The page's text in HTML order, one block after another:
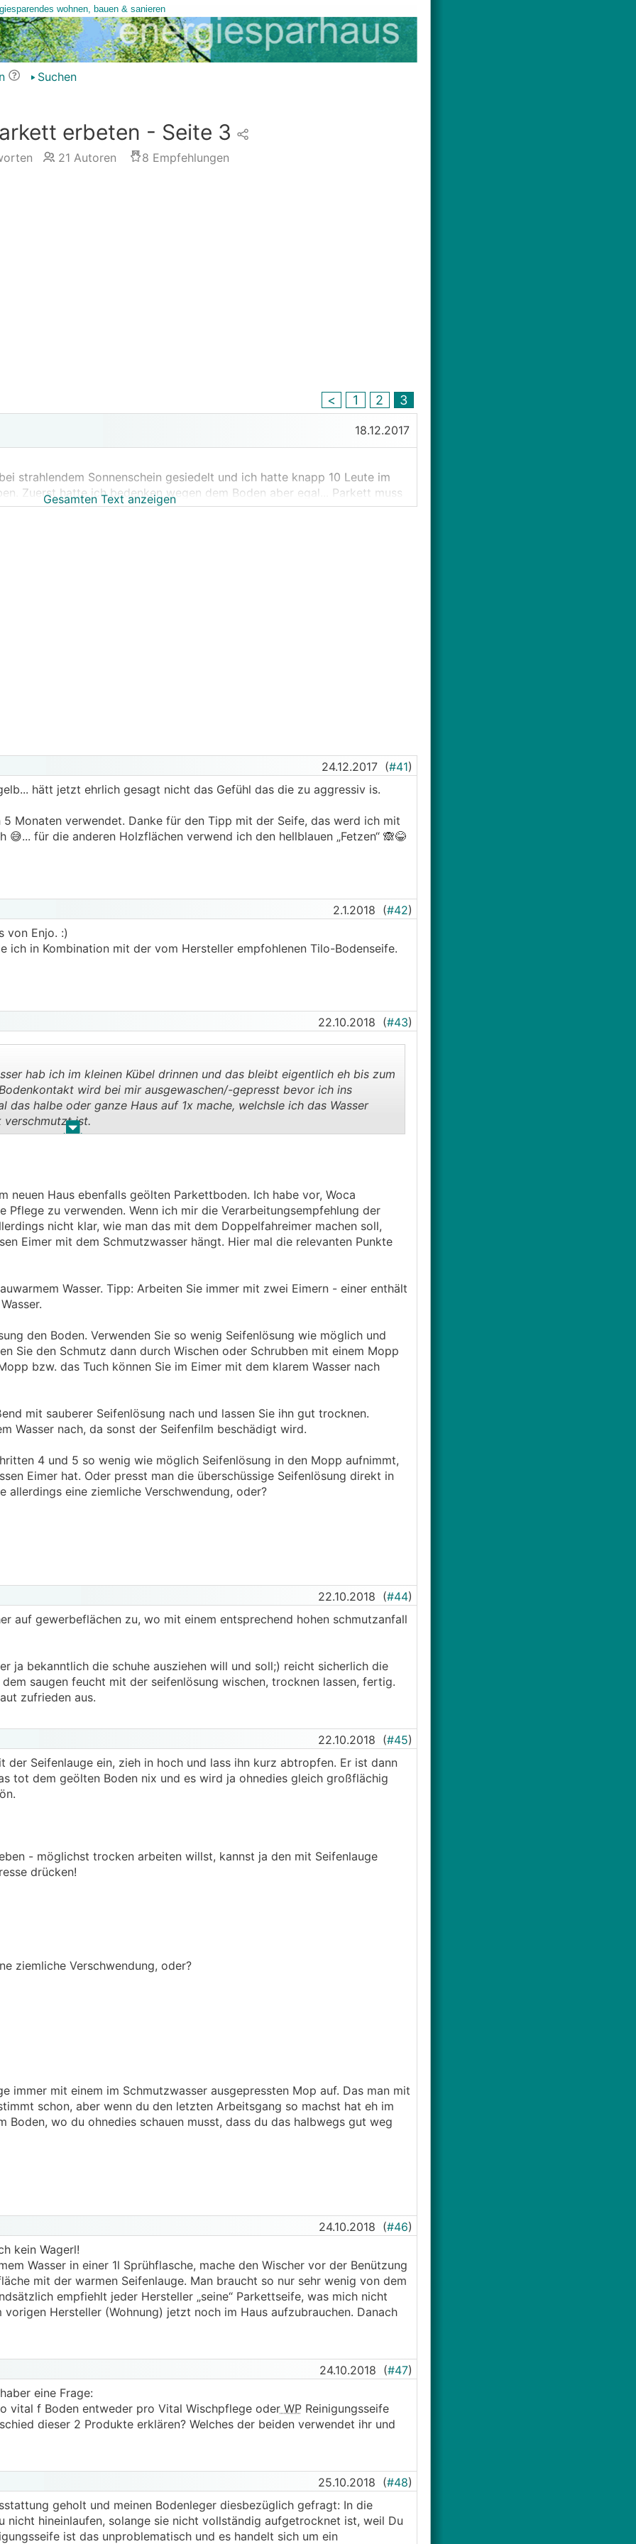
Suchen
erbeten - Seite 3
21 Autoren 8 Empfehlungen
< 1 2 3
18.12.2017
strahlendem Sonnenschein gesiedelt und ich hatte knapp 10 Leute im
Zuerst hatte ich bedenken wegen dem Boden aber egal... Parkett muss
werden müssen..
das wir einen Faden mit Pflegetipps aufmachen da ja jeder eine andere
Tipps freuen wie ihr und auch mit was generell den Boden pflegt.
Gesamten Text anzeigen
24.12.2017 (#41)
hätt jetzt ehrlich gesagt nicht das Gefühl das die zu aggressiv is.
Monaten verwendet. Danke für den Tipp mit der Seife, das werd ich mit
😅... für die anderen Holzflächen verwend ich den hellblauen „Fetzen“ 🙈😂
2.1.2018 (#42)
von Enjo. :)
ich in Kombination mit der vom Hersteller empfohlenen Tilo-Bodenseife.
22.10.2018 (#43)
. .
hab ich im kleinen Kübel drinnen und das bleibt eigentlich eh bis zum
wird bei mir ausgewaschen/-gepresst bevor ich ins
das halbe oder ganze Haus auf 1x mache, welchsle ich das Wasser
verschmutzt ist.
Meister Proper .
neuen Haus ebenfalls geölten Parkettboden. Ich habe vor, Woca
Pflege zu verwenden. Wenn ich mir die Verarbeitungsempfehlung der
nicht klar, wie man das mit dem Doppelfahreimer machen soll,
Eimer mit dem Schmutzwasser hängt. Hier mal die relevanten Punkte
Wasser. Tipp: Arbeiten Sie immer mit zwei Eimern - einer enthält
den Boden. Verwenden Sie so wenig Seifenlösung wie möglich und
Sie den Schmutz dann durch Wischen oder Schrubben mit einem Mopp
bzw. das Tuch können Sie im Eimer mit dem klarem Wasser nach
mit sauberer Seifenlösung nach und lassen Sie ihn gut trocknen.
Wasser nach, da sonst der Seifenfilm beschädigt wird.
4 und 5 so wenig wie möglich Seifenlösung in den Mopp aufnimmt,
Eimer hat. Oder presst man die überschüssige Seifenlösung direkt in
allerdings eine ziemliche Verschwendung, oder?
22.10.2018 (#44)
auf gewerbeflächen zu, wo mit einem entsprechend hohen schmutzanfall
ja bekanntlich die schuhe ausziehen will und soll;) reicht sicherlich die
saugen feucht mit der seifenlösung wischen, trocknen lassen, fertig.
zufrieden aus.
22.10.2018 (#45)
der Seifenlauge ein, zieh in hoch und lass ihn kurz abtropfen. Er ist dann
tot dem geölten Boden nix und es wird ja ohnedies gleich großflächig
- möglichst trocken arbeiten willst, kannst ja den mit Seifenlauge
drücken!
ziemliche Verschwendung, oder?
immer mit einem im Schmutzwasser ausgepressten Mop auf. Das man mit
schon, aber wenn du den letzten Arbeitsgang so machst hat eh im
Boden, wo du ohnedies schauen musst, dass du das halbwegs gut weg
24.10.2018 (#46)
kein Wagerl!
Wasser in einer 1l Sprühflasche, mache den Wischer vor der Benützung
mit der warmen Seifenlauge. Man braucht so nur sehr wenig von dem
empfiehlt jeder Hersteller „seine“ Parkettseife, was mich nicht
Hersteller (Wohnung) jetzt noch im Haus aufzubrauchen. Danach
24.10.2018 (#47)
eine Frage:
vital f Boden entweder pro Vital Wischpflege oderWPReinigungsseife
dieser 2 Produkte erklären? Welches der beiden verwendet ihr und
25.10.2018 (#48)
geholt und meinen Bodenleger diesbezüglich gefragt: In die
nicht hineinlaufen, solange sie nicht vollständig aufgetrocknet ist, weil Du
ist das unproblematisch und es handelt sich um ein